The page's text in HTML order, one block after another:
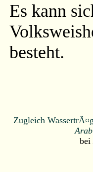
Es kann
besteht.
Zugleich
bei